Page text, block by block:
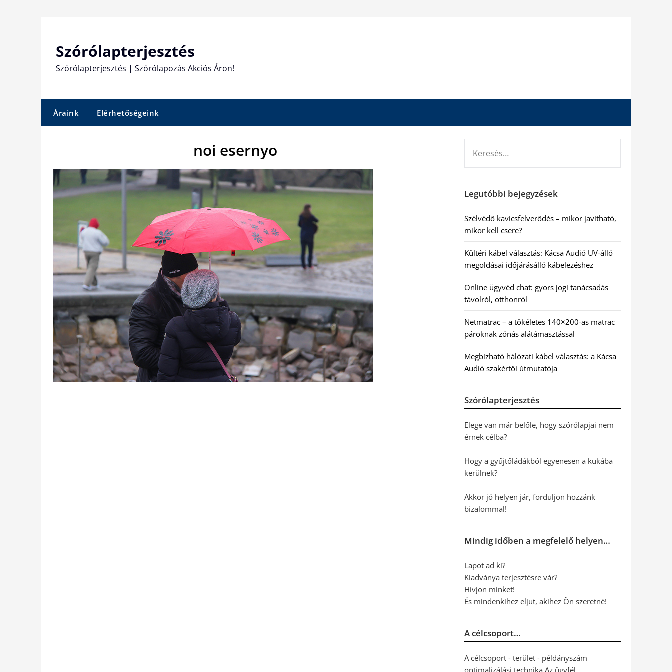
Szórólapterjesztés
Szórólapterjesztés | Szórólapozás Akciós Áron!
Áraink Elérhetőségeink
noi esernyo
Legutóbbi bejegyzések
Szélvédő kavicsfelverődés – mikor javítható,
mikor kell csere?
Kültéri kábel választás: Kácsa Audió UV-álló
megoldásai időjárásálló kábelezéshez
Online ügyvéd chat: gyors jogi tanácsadás
távolról, otthonról
Netmatrac – a tökéletes 140×200-as matrac
pároknak zónás alátámasztással
Megbízható hálózati kábel választás: a Kácsa
Audió szakértői útmutatója
Szórólapterjesztés
Elege van már belőle, hogy szórólapjai nem
érnek célba?
Hogy a gyűjtőládákból egyenesen a kukába
kerülnek?
Akkor jó helyen jár, forduljon hozzánk
bizalommal!
Mindig időben a megfelelő helyen…
Lapot ad ki?
Kiadványa terjesztésre vár?
Hívjon minket!
És mindenkihez eljut, akihez Ön szeretné!
A célcsoport…
A célcsoport - terület - példányszám
optimalizálási technika Az ügyfél